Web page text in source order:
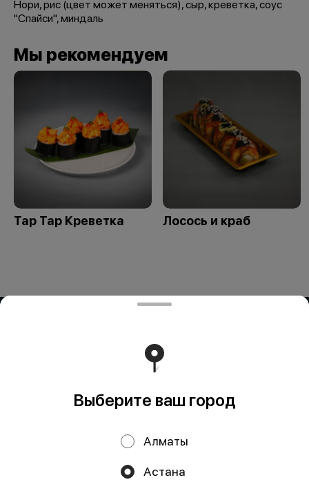
Нори, рис (цвет может меняться), сыр, креветка, соус
"Спайси", миндаль
Мы рекомендуем
Тар Тар Креветка Лосось и краб
УЛИЦА ЗАРАПА ТЕМИРБЕКОВА, дом 51 БИН (ИИН):
950324351429 Банк: АО "Kaspi Bank" КБе: 19 БИК:
CASPKZKA Номер счёта: KZ23722S000016451986
Политика конфиденциальности
Выберите ваш город
Алматы
Астана